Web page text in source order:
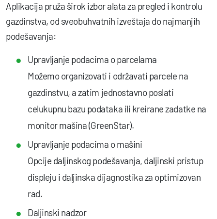
Aplikacija pruža širok izbor alata za pregled i kontrolu
gazdinstva, od sveobuhvatnih izveštaja do najmanjih
podešavanja:
Upravljanje podacima o parcelama
Možemo organizovati i održavati parcele na
gazdinstvu, a zatim jednostavno poslati
celukupnu bazu podataka ili kreirane zadatke na
monitor mašina (GreenStar).
Upravljanje podacima o mašini
Opcije daljinskog podešavanja, daljinski pristup
displeju i daljinska dijagnostika za optimizovan
rad.
Daljinski nadzor